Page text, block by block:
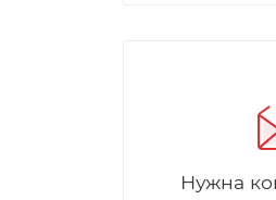
Нужна